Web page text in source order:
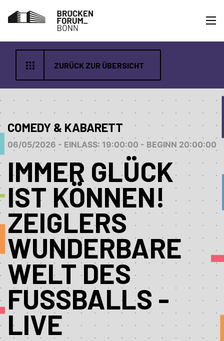
ZURÜCK ZUR ÜBERSICHT
COMEDY & KABARETT
06/05/2026 - EINLASS: 19:00:00 - BEGINN 20:00:00
IMMER GLÜCK
IST KÖNNEN!
ZEIGLERS
WUNDERBARE
WELT DES
FUSSBALLS - L
IVE